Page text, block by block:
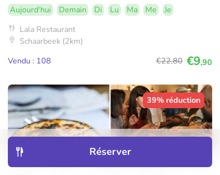
Réserver
Aujourd'hui Demain Di Lu Ma Me
Je
Lala Restaurant
Schaarbeek (2km)
Vendu : 108
€22,80 €9,90
39% réduction